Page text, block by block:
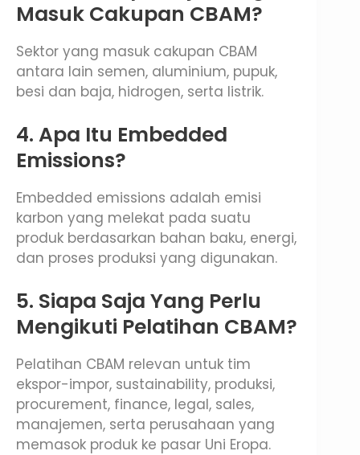
Masuk Cakupan CBAM?
Sektor yang masuk cakupan CBAM
antara lain semen, aluminium, pupuk,
besi dan baja, hidrogen, serta listrik.
4. Apa Itu Embedded
Emissions?
Embedded emissions adalah emisi
karbon yang melekat pada suatu
produk berdasarkan bahan baku, energi,
dan proses produksi yang digunakan.
5. Siapa Saja Yang Perlu
Mengikuti Pelatihan CBAM?
Pelatihan CBAM relevan untuk tim
ekspor-impor, sustainability, produksi,
procurement, finance, legal, sales,
manajemen, serta perusahaan yang
memasok produk ke pasar Uni Eropa.